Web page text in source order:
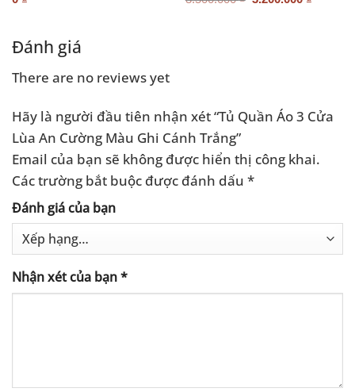
₫.
Đánh giá
There are no reviews yet
Hãy là người đầu tiên nhận xét “Tủ Quần Áo 3 Cửa
Lùa An Cường Màu Ghi Cánh Trắng”
Email của bạn sẽ không được hiển thị công khai.
Các trường bắt buộc được đánh dấu *
Đánh giá của bạn
Nhận xét của bạn*